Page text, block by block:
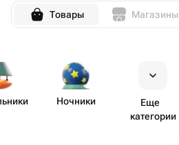
Товары Магазины
Ночники
Еще
категории